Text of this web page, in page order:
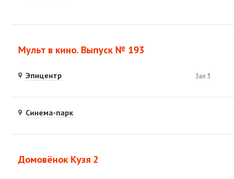
Мульт в кино. Выпуск № 193
Эпицентр Зал 3
Синема-парк
Домовёнок Кузя 2